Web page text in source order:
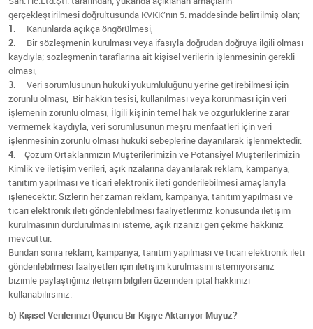
gerçekleştirilmesi doğrultusunda KVKK’nın 5. maddesinde belirtilmiş olan;
1. Kanunlarda açıkça öngörülmesi,
2. Bir sözleşmenin kurulması veya ifasıyla doğrudan doğruya ilgili olması
kaydıyla; sözleşmenin taraflarına ait kişisel verilerin işlenmesinin gerekli
olması,
3. Veri sorumlusunun hukuki yükümlülüğünü yerine getirebilmesi için
zorunlu olması, Bir hakkın tesisi, kullanılması veya korunması için veri
işlemenin zorunlu olması, İlgili kişinin temel hak ve özgürlüklerine zarar
vermemek kaydıyla, veri sorumlusunun meşru menfaatleri için veri
işlenmesinin zorunlu olması hukuki sebeplerine dayanılarak işlenmektedir.
4. Çözüm Ortaklarımızın Müşterilerimizin ve Potansiyel Müşterilerimizin
Kimlik ve iletişim verileri, açık rızalarına dayanılarak reklam, kampanya,
tanıtım yapılması ve ticari elektronik ileti gönderilebilmesi amaçlarıyla
işlenecektir. Sizlerin her zaman reklam, kampanya, tanıtım yapılması ve
ticari elektronik ileti gönderilebilmesi faaliyetlerimiz konusunda iletişim
kurulmasının durdurulmasını isteme, açık rızanızı geri çekme hakkınız
mevcuttur.
Bundan sonra reklam, kampanya, tanıtım yapılması ve ticari elektronik ileti
gönderilebilmesi faaliyetleri için iletişim kurulmasını istemiyorsanız
bizimle paylaştığınız iletişim bilgileri üzerinden iptal hakkınızı
kullanabilirsiniz.
5) Kişisel Verilerinizi Üçüncü Bir Kişiye Aktarıyor Muyuz?